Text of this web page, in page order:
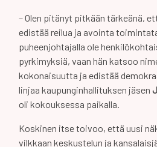
– Olen pitänyt pitkään tärkeänä,
edistää reilua ja avointa
puheenjohtajalla ole
pyrkimyksiä, vaan hän katsoo
kokonaisuutta ja edistää
linjaa kaupunginhallituksen jäsen
oli kokouksessa paikalla.
Koskinen itse toivoo, että uusi
vilkkaan keskustelun ja